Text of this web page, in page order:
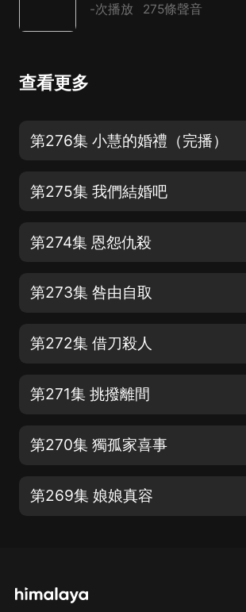
-次播放 275條聲音
查看更多
第276集 小慧的婚禮（完播）
第275集 我們結婚吧
第274集 恩怨仇殺
第273集 咎由自取
第272集 借刀殺人
第271集 挑撥離間
第270集 獨孤家喜事
第269集 娘娘真容